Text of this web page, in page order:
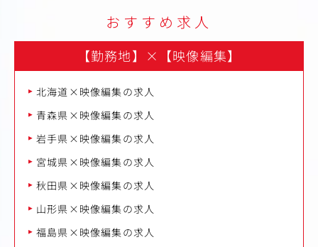
おすすめ求人
【勤務地】 × 【映像編集】
北海道×映像編集の求人
青森県×映像編集の求人
岩手県×映像編集の求人
宮城県×映像編集の求人
秋田県×映像編集の求人
山形県×映像編集の求人
福島県×映像編集の求人